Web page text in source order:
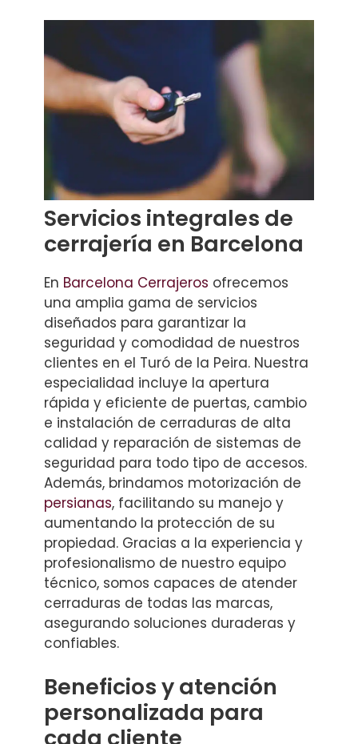
Servicios integrales de
cerrajería en Barcelona
En Barcelona Cerrajeros ofrecemos
una amplia gama de servicios
diseñados para garantizar la
seguridad y comodidad de nuestros
clientes en el Turó de la Peira. Nuestra
especialidad incluye la apertura
rápida y eficiente de puertas, cambio
e instalación de cerraduras de alta
calidad y reparación de sistemas de
seguridad para todo tipo de accesos.
Además, brindamos motorización de
persianas, facilitando su manejo y
aumentando la protección de su
propiedad. Gracias a la experiencia y
profesionalismo de nuestro equipo
técnico, somos capaces de atender
cerraduras de todas las marcas,
asegurando soluciones duraderas y
confiables.
Beneficios y atención
personalizada para
cada cliente